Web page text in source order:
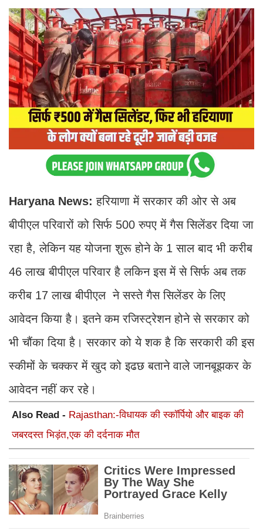
Haryana News:हरियाणा में सरकार की ओर से अब
बीपीएल परिवारों को सिर्फ 500 रुपए में गैस सिलेंडर दिया जा
रहा है, लेकिन यह योजना शुरू होने के 1 साल बाद भी करीब
46 लाख बीपीएल परिवार है लकिन इस में से सिर्फ अब तक
करीब 17 लाख बीपीएल ने सस्ते गैस सिलेंडर के लिए
आवेदन किया है। इतने कम रजिस्ट्रेशन होने से सरकार को
भी चौंका दिया है। सरकार को ये शक है कि सरकारी की इस
स्कीमों के चक्कर में खुद को इढछ बताने वाले जानबूझकर के
आवेदन नहीं कर रहे।
Also Read - Rajasthan:-विधायक की स्कॉर्पियो और बाइक की
जबरदस्त भिड़ंत,एक की दर्दनाक मौत